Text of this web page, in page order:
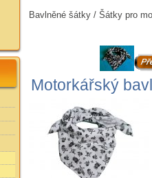
Bavlněné šátky / Šátky pro
Motorkářský